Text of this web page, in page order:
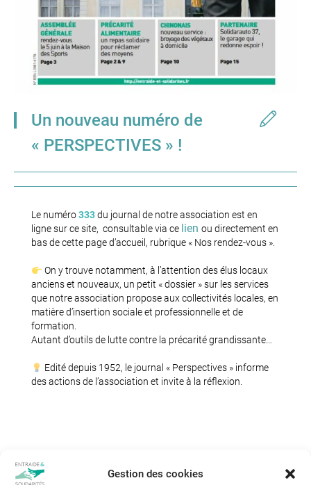
Gestion des cookies
Un nouveau numéro de
« PERSPECTIVES » !
Le numéro333du journal de notre association est en
ligne sur ce site, consultable via ce lienou directement en
bas de cette page d’accueil, rubrique « Nos rendez-vous ».
On y trouve notamment, à l’attention des élus locaux
anciens et nouveaux, un petit « dossier » sur les services
que notre association propose aux collectivités locales, en
matière d’insertion sociale et professionnelle et de
formation.
Autant d’outils de lutte contre la précarité grandissante…
Edité depuis 1952, le journal « Perspectives » informe
des actions de l’association et invite à la réflexion.